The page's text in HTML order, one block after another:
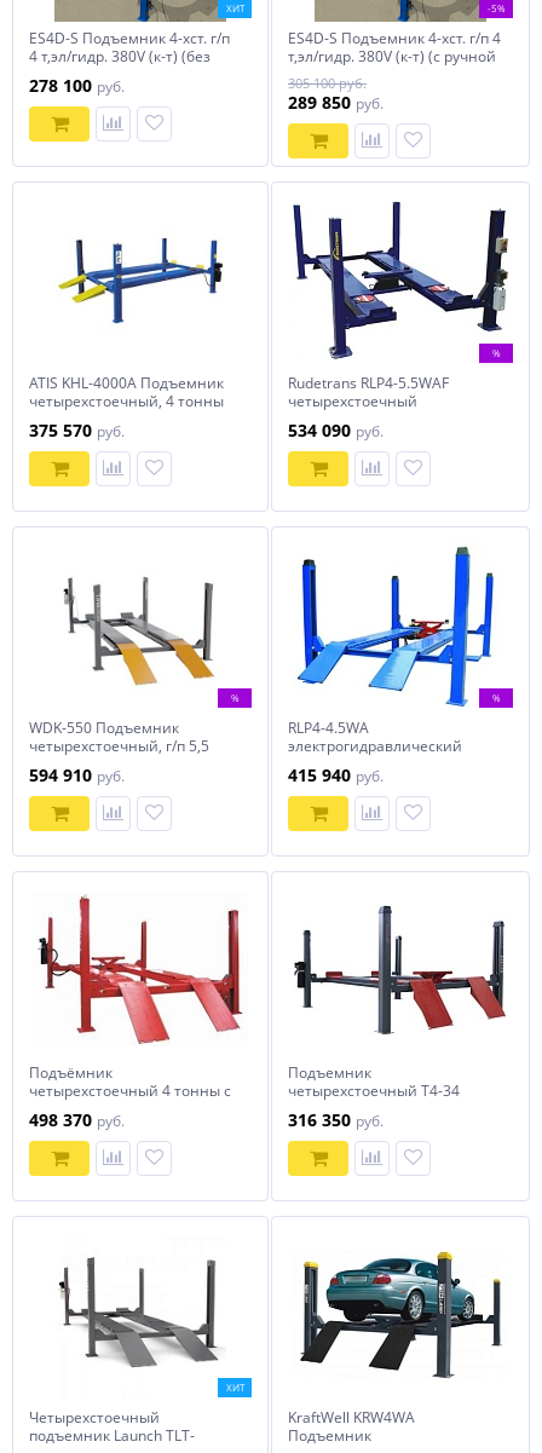
ХИТ
ES4D-S Подъемник 4-хст. г/п
4 т,эл/гидр. 380V (к-т) (без
278 100 руб.
-5%
ES4D-S Подъемник 4-хст. г/п 4
т,эл/гидр. 380V (к-т) (с ручной
траверсой)
305 100 руб.
289 850 руб.
ATIS KHL-4000A Подъемник
четырехстоечный, 4 тонны
375 570 руб.
%
Rudetrans RLP4-5.5WAF
четырехстоечный
г/п 5,5 тонн
534 090 руб.
%
WDK-550 Подъемник
четырехстоечный, г/п 5,5
594 910 руб.
%
RLP4-4.5WA
электрогидравлический
стоечный подъемник
415 940 руб.
Подъёмник
четырехстоечный 4 тонны с
TLT-440W Launch
498 370 руб.
Подъемник
четырехстоечный T4-34
316 350 руб.
ХИТ
Четырехстоечный
подъемник Launch TLT-
KraftWell KRW4WA
Подъемник